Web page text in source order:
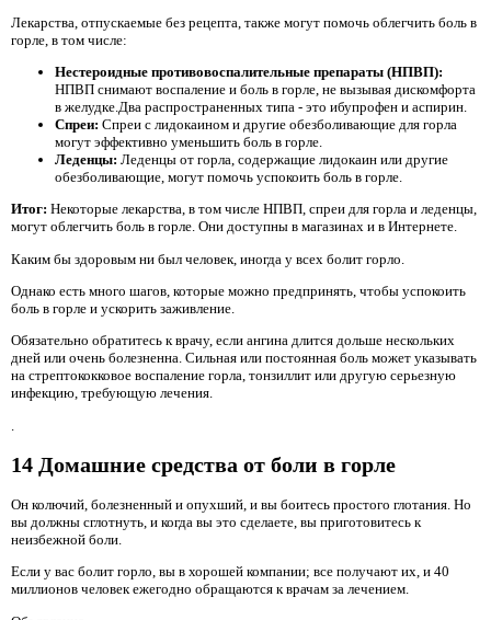
Лекарства, отпускаемые без рецепта, также могут помочь облегчить боль в
горле, в том числе:
Нестероидные противовоспалительные препараты (НПВП):
НПВП снимают воспаление и боль в горле, не вызывая дискомфорта
в желудке.Два распространенных типа - это ибупрофен и аспирин.
Спреи: Спреи с лидокаином и другие обезболивающие для горла
могут эффективно уменьшить боль в горле.
Леденцы: Леденцы от горла, содержащие лидокаин или другие
обезболивающие, могут помочь успокоить боль в горле.
Итог: Некоторые лекарства, в том числе НПВП, спреи для горла и леденцы,
могут облегчить боль в горле. Они доступны в магазинах и в Интернете.
Каким бы здоровым ни был человек, иногда у всех болит горло.
Однако есть много шагов, которые можно предпринять, чтобы успокоить
боль в горле и ускорить заживление.
Обязательно обратитесь к врачу, если ангина длится дольше нескольких
дней или очень болезненна. Сильная или постоянная боль может указывать
на стрептококковое воспаление горла, тонзиллит или другую серьезную
инфекцию, требующую лечения.
14 Домашние средства от боли в горле
Он колючий, болезненный и опухший, и вы боитесь простого глотания. Но
вы должны сглотнуть, и когда вы это сделаете, вы приготовитесь к
неизбежной боли.
Если у вас болит горло, вы в хорошей компании; все получают их, и 40
миллионов человек ежегодно обращаются к врачам за лечением.